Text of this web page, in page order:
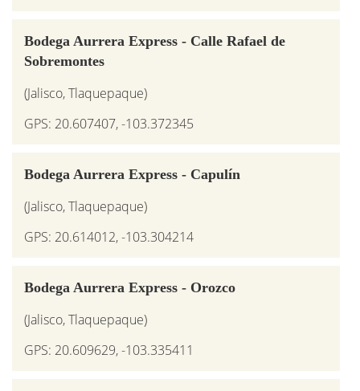
Bodega Aurrera Express - Calle Rafael de
Sobremontes
(Jalisco, Tlaquepaque)
GPS: 20.607407, -103.372345
Bodega Aurrera Express - Capulín
(Jalisco, Tlaquepaque)
GPS: 20.614012, -103.304214
Bodega Aurrera Express - Orozco
(Jalisco, Tlaquepaque)
GPS: 20.609629, -103.335411